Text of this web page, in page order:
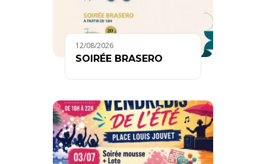
12/08/2026
SOIRÉE BRASERO